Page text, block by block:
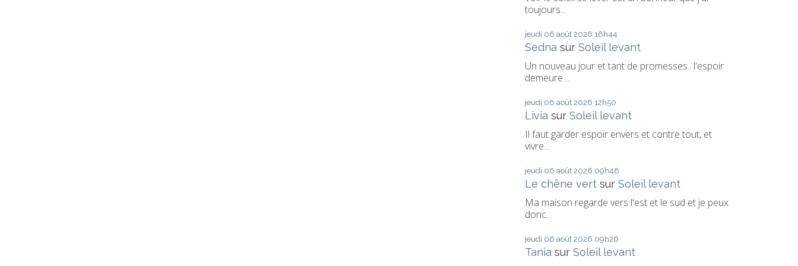
toujours...
jeudi 06 août 2026 16h44
Sedna surSoleil levant
Un nouveau jour et tant de promesses.. l'espoir
demeure ...
jeudi 06 août 2026 12h50
Livia surSoleil levant
Il faut garder espoir envers et contre tout, et
vivre...
jeudi 06 août 2026 09h48
Le chêne vert surSoleil levant
Ma maison regarde vers l'est et le sud et je peux
donc...
jeudi 06 août 2026 09h26
Tania surSoleil levant